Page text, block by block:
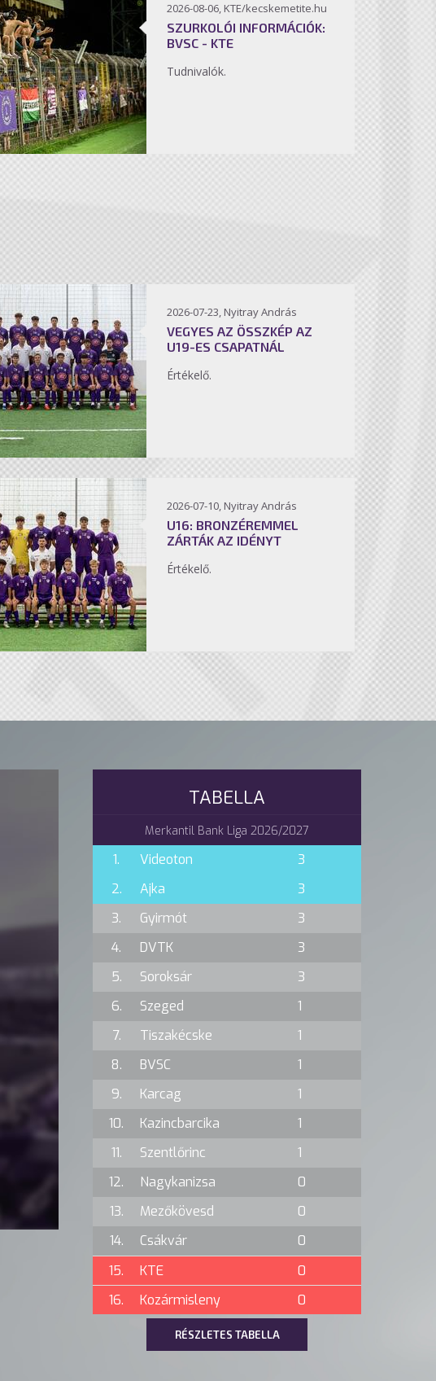
2026-08-06, KTE/kecskemetite.hu
SZURKOLÓI INFORMÁCIÓK:
BVSC - KTE
Tudnivalók.
2026-07-23, Nyitray András
VEGYES AZ ÖSSZKÉP AZ
U19-ES CSAPATNÁL
Értékelő.
2026-07-10, Nyitray András
U16: BRONZÉREMMEL
ZÁRTÁK AZ IDÉNYT
Értékelő.
TABELLA
Merkantil Bank Liga 2026/2027
1. Videoton
3
2.
Ajka
3
3.
Gyirmót
3
4.
DVTK
3
5.
Soroksár
3
6.
Szeged
1
7.
Tiszakécske
1
8.
BVSC
1
9.
Karcag
1
10.
Kazincbarcika
1
11.
Szentlőrinc
1
12.
Nagykanizsa
0
13.
Mezőkövesd
0
14.
Csákvár
0
15.
KTE
0
16.
Kozármisleny 0
RÉSZLETES TABELLA